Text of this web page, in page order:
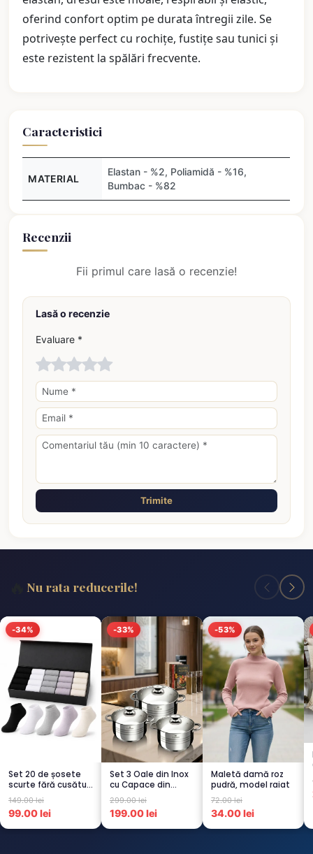
oferind confort optim pe durata întregii zile. Se
potrivește perfect cu rochițe, fustițe sau tunici și
este rezistent la spălări frecvente.
Caracteristici
MATERIAL
Elastan - %2, Poliamidă - %16,
Bumbac - %82
Recenzii
Fii primul care lasă o recenzie!
Lasă o recenzie
Evaluare *
Trimite
Nu rata reducerile!
-34%
Set 20 de șosete
scurte fără cusături
pentru femei – 5...
149.00 lei
99.00 lei
-33%
Set 3 Oale din Inox
cu Capace din
Sticlă
Termorezistent...
299.00 lei
199.00 lei
-53%
Maletă damă roz
pudră, model raiat
72.00 lei
34.00 lei